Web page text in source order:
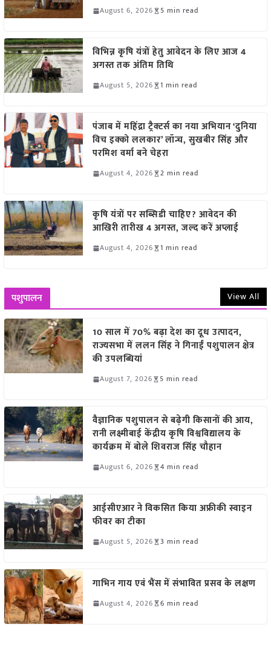
August 6, 2026 5 min read
विभिन्न कृषि यंत्रों हेतु आवेदन के लिए आज 4
अगस्त तक अंतिम तिथि
August 5, 2026 1 min read
पंजाब में महिंद्रा ट्रैक्टर्स का नया अभियान ‘दुनिया
विच इक्को ललकार’ लॉन्च, सुखबीर सिंह और
परमिश वर्मा बने चेहरा
August 4, 2026 2 min read
कृषि यंत्रों पर सब्सिडी चाहिए? आवेदन की
आखिरी तारीख 4 अगस्त, जल्द करें अप्लाई
August 4, 2026 1 min read
पशुपालन View All
10 साल में 70% बढ़ा देश का दूध उत्पादन,
राज्यसभा में ललन सिंह ने गिनाईं पशुपालन क्षेत्र
की उपलब्धियां
August 7, 2026 5 min read
वैज्ञानिक पशुपालन से बढ़ेगी किसानों की आय,
रानी लक्ष्मीबाई केंद्रीय कृषि विश्वविद्यालय के
कार्यक्रम में बोले शिवराज सिंह चौहान
August 6, 2026 4 min read
आईसीएआर ने विकसित किया अफ्रीकी स्वाइन
फीवर का टीका
August 5, 2026 3 min read
गाभिन गाय एवं भैंस में संभावित प्रसव के लक्षण
August 4, 2026 6 min read